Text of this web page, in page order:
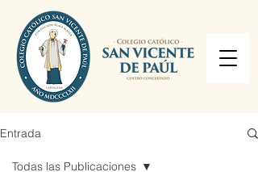
Entrada
Todas las Publicaciones